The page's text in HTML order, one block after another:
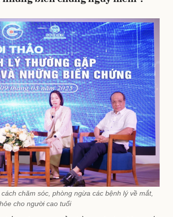
chăm sóc, phòng ngừa các bệnh lý về mắt,
cho người cao tuổi